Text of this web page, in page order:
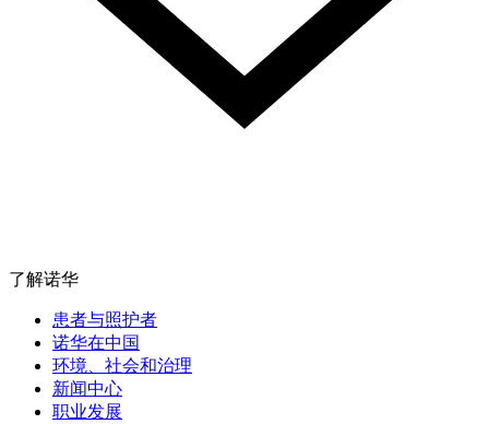
了解诺华
患者与照护者
诺华在中国
环境、社会和治理
新闻中心
职业发展